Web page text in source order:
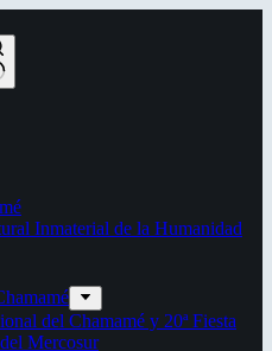
Inmaterial de la Humanidad
del Chamamé y 20ª Fiesta
Mercosur